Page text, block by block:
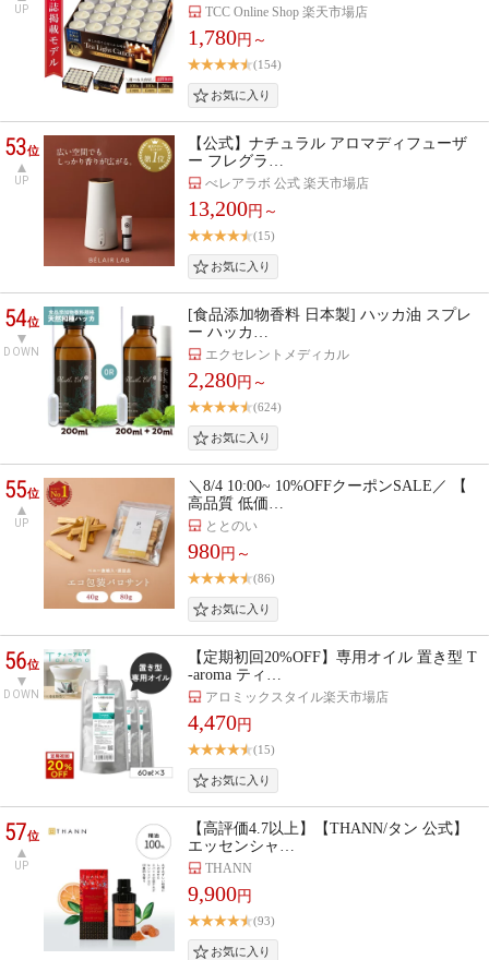
UP TCC Online Shop 楽天市場店
1,780円～
(154)
53位
UP
【公式】ナチュラル アロマディフューザ
ー フレグラ…
べレアラボ 公式 楽天市場店
13,200円～
(15)
54位
DOWN
[食品添加物香料 日本製] ハッカ油 スプレ
ー ハッカ…
エクセレントメディカル
2,280円～
(624)
55位
UP
＼8/4 10:00~ 10%OFFクーポンSALE／ 【
高品質 低価…
ととのい
980円～
(86)
56位
DOWN
【定期初回20%OFF】専用オイル 置き型 T
-aroma ティ…
アロミックスタイル楽天市場店
4,470円
(15)
57位
UP
【高評価4.7以上】【THANN/タン 公式】
エッセンシャ…
THANN
9,900円
(93)